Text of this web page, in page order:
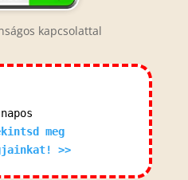
kapcsolattal
meg
>>